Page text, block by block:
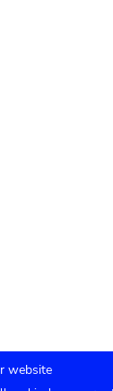
website